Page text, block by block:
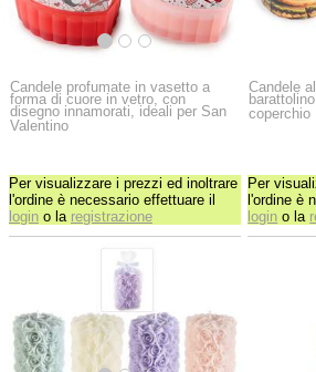
Candele profumate in vasetto a
forma di cuore in vetro, con
disegno innamorati, ideali per San
Valentino
Per visualizzare i prezzi ed inoltrare
l'ordine è necessario effettuare il
login o la registrazione
Candele
coperchio
Per
l'ordine è
login o la